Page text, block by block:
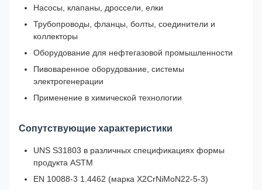
Насосы, клапаны, дроссели, елки
Трубопроводы, фланцы, болты, соединители и
коллекторы
Оборудование для нефтегазовой промышленности
Пивоваренное оборудование, системы
электрогенерации
Применение в химической технологии
Сопутствующие характеристики
UNS S31803 в различных спецификациях формы
продукта ASTM
EN 10088-3 1.4462 (марка X2CrNiMoN22-5-3)